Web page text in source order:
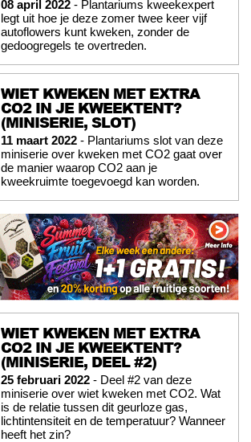
08 april 2022 - Plantariums kweekexpert
legt uit hoe je deze zomer twee keer vijf
autoflowers kunt kweken, zonder de
gedoogregels te overtreden.
WIET KWEKEN MET EXTRA
CO2 IN JE KWEEKTENT?
(MINISERIE, SLOT)
11 maart 2022 - Plantariums slot van deze
miniserie over kweken met CO2 gaat over
de manier waarop CO2 aan je
kweekruimte toegevoegd kan worden.
WIET KWEKEN MET EXTRA
CO2 IN JE KWEEKTENT?
(MINISERIE, DEEL #2)
25 februari 2022 - Deel #2 van deze
miniserie over wiet kweken met CO2. Wat
is de relatie tussen dit geurloze gas,
lichtintensiteit en de temperatuur? Wanneer
heeft het zin?